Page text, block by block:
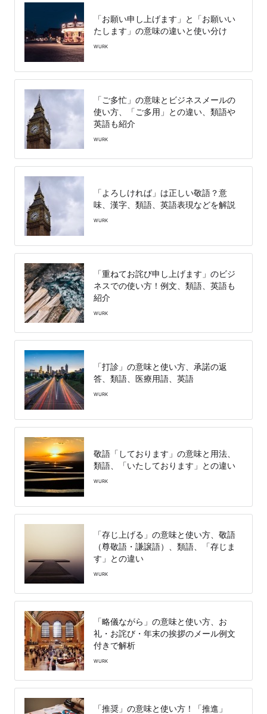
「お願い申し上げます」と「お願いい
たします」の意味の違いと使い分け
WURK
「ご多忙」の意味とビジネスメールの
使い方、「ご多用」との違い、類語や
英語も紹介
WURK
「よろしければ」は正しい敬語？意
味、漢字、類語、英語表現などを解説
WURK
「重ねてお詫び申し上げます」のビジ
ネスでの使い方！例文、類語、英語も
紹介
WURK
「打診」の意味と使い方、承諾の返
答、類語、医療用語、英語
WURK
敬語「しております」の意味と用法、
類語、「いたしております」との違い
WURK
「存じ上げる」の意味と使い方、敬語
（尊敬語・謙譲語）、類語、「存じま
す」との違い
WURK
「略儀ながら」の意味と使い方、お
礼・お詫び・年末の挨拶のメール例文
付きで解析
WURK
「推奨」の意味と使い方！「推進」